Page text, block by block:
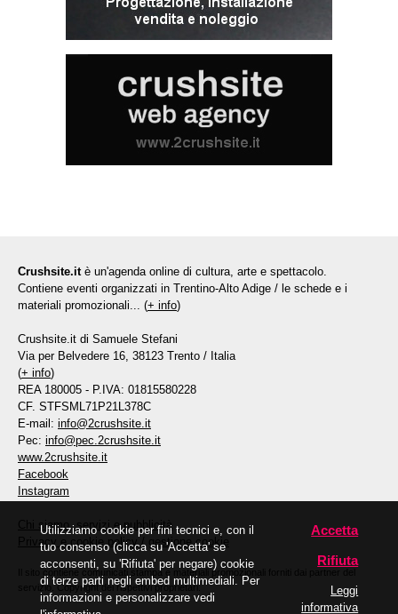
Crushsite.it è un'agenda online di cultura, arte e spettacolo.
Contiene eventi organizzati in Trentino-Alto Adige / le schede e i
materiali promozionali... (+ info)
Crushsite.it di Samuele Stefani
Via per Belvedere 16, 38123 Trento / Italia
(+ info)
REA 180005 - P.IVA: 01815580228
CF. STFSML71P21L378C
E-mail: info@2crushsite.it
Pec: info@pec.2crushsite.it
www.2crushsite.it
Facebook
Instagram
Chi siamo, servizi e pubblicità
Privacy e cookie policy/ gestione cookie
Il sito contiene comunicati stampa e materiali promozionali forniti dai partner del
servizio. Copyright dei rispettivi proprietari.
Utilizziamo cookie per fini tecnici e, con il
tuo consenso (clicca su 'Accetta' se
acconsenti, su 'Rifiuta' per negare) cookie
di terze parti negli embed multimediali. Per
informazioni e personalizzare vedi
Accetta
Rifiuta
Leggi
informativa